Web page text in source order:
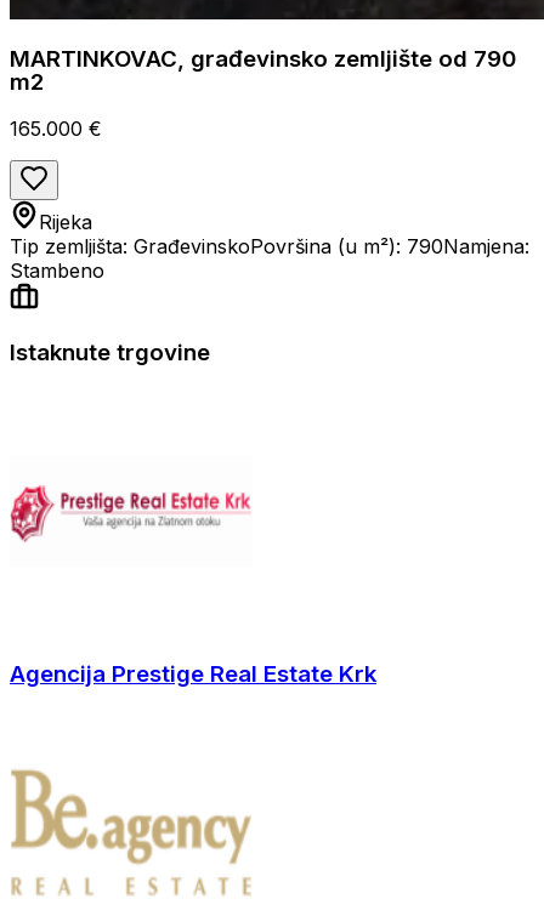
MARTINKOVAC, građevinsko zemljište od 790
m2
165.000 €
Rijeka
Tip zemljišta: GrađevinskoPovršina (u m²): 790Namjena:
Stambeno
Istaknute trgovine
Agencija Prestige Real Estate Krk